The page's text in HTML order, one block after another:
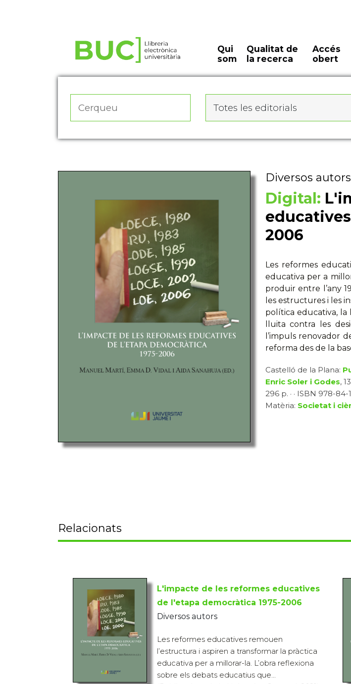
Qui
som
Qualitat de
la recerca
Accés
obert
Totes les editorials
Diversos autors
Digital:
2006
Les reformes
educativa per a
produir entre l’any
les estructures i les
política educativa, la
lluita contra les
l’impuls renovador
reforma des de la
Castelló de la Plana:
Enric Soler i Godes, 13
296 p. · · ISBN 978-
Matèria: Societat i
Relacionats
L'impacte de les reformes educatives
de l'etapa democràtica 1975-2006
Diversos autors
Les reformes educatives remouen
l’estructura i aspiren a transformar la pràctica
educativa per a millorar-la. L’obra reflexiona
sobre els debats educatius que...